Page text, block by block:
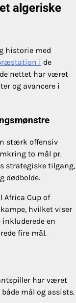
algeriske
historie med
i de
nettet har været
og avancere i
stærk offensiv
to mål pr.
strategiske tilgang,
dødbolde.
Africa Cup of
hvilket viser
inkluderede en
fire mål.
har været
mål og assists.